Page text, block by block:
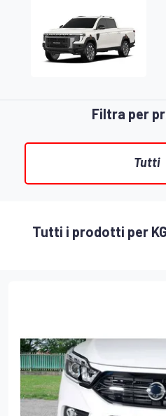
Filtra per
Tutti
Tutti i prodotti per